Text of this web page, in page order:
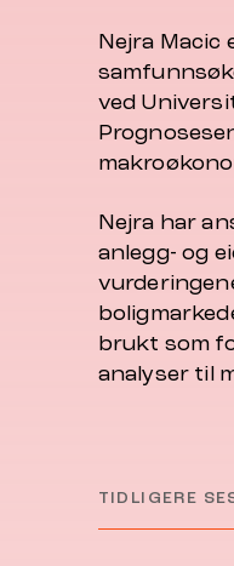
Nejra Macic
ved
Nejra har
anlegg- og
brukt som
analyser til
TIDLIGERE